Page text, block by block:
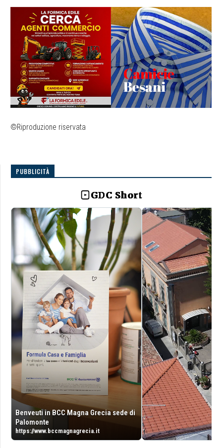
©Riproduzione riservata
PUBBLICITÀ
GDC Short
Benveuti in BCC Magna Grecia sede di
Palomonte
https://www.bccmagnagrecia.it